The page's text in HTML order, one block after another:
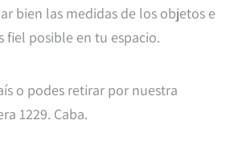
bien las medidas de los objetos e
fiel posible en tu espacio.
o podes retirar por nuestra
1229. Caba.